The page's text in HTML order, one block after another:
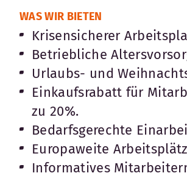
WAS WIR BIETEN
Krisensicherer
Betriebliche
Urlaubs- und
Einkaufsrabatt für
zu 20%.
Bedarfsgerechte
Europaweite
Informatives